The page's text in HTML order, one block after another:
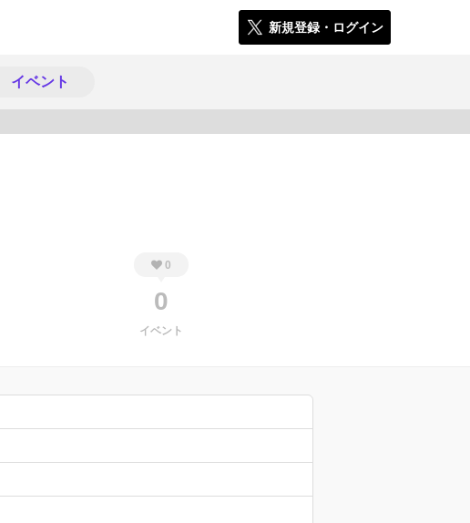
新規登録・ログイン
イベント
0
0
イベント